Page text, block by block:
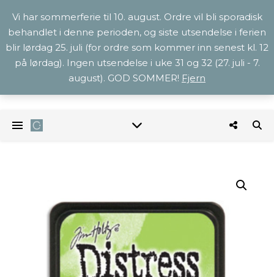
Vi har sommerferie til 10. august. Ordre vil bli sporadisk
behandlet i denne perioden, og siste utsendelse i ferien
blir lørdag 25. juli (for ordre som kommer inn senest kl. 12
på lørdag). Ingen utsendelse i uke 31 og 32 (27. juli - 7.
august). GOD SOMMER! Fjern